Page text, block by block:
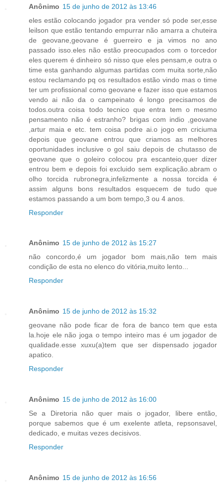
Anônimo 15 de junho de 2012 às 13:46
eles estão colocando jogador pra vender só pode ser,esse
leilson que estão tentando empurrar não amarra a chuteira
de geovane,geovane é guerreiro e ja vimos no ano
passado isso.eles não estão preocupados com o torcedor
eles querem é dinheiro só nisso que eles pensam,e outra o
time esta ganhando algumas partidas com muita sorte,não
estou reclamando pq os resultados estão vindo mas o time
ter um profissional como geovane e fazer isso que estamos
vendo ai não da o campeinato é longo precisamos de
todos.outra coisa todo tecnico que entra tem o mesmo
pensamento não é estranho? brigas com indio ,geovane
,artur maia e etc. tem coisa podre ai.o jogo em criciuma
depois que geovane entrou que criamos as melhores
oportunidades inclusive o gol saiu depois de chutasso de
geovane que o goleiro colocou pra escanteio,quer dizer
entrou bem e depois foi excluido sem explicação.abram o
olho torcida rubronegra,infelizmente a nossa torcida é
assim alguns bons resultados esquecem de tudo que
estamos passando a um bom tempo,3 ou 4 anos.
Responder
Anônimo 15 de junho de 2012 às 15:27
não concordo,é um jogador bom mais,não tem mais
condição de esta no elenco do vitória,muito lento...
Responder
Anônimo 15 de junho de 2012 às 15:32
geovane não pode ficar de fora de banco tem que esta
la.hoje ele não joga o tempo inteiro mas é um jogador de
qualidade.esse xuxu(a)tem que ser dispensado jogador
apatico.
Responder
Anônimo 15 de junho de 2012 às 16:00
Se a Diretoria não quer mais o jogador, libere então,
porque sabemos que é um exelente atleta, repsonsavel,
dedicado, e muitas vezes decisivos.
Responder
Anônimo 15 de junho de 2012 às 16:56